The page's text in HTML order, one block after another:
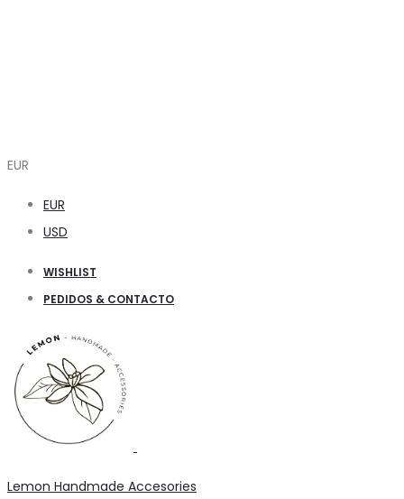
EUR
EUR
USD
WISHLIST
PEDIDOS & CONTACTO
Lemon Handmade Accesories